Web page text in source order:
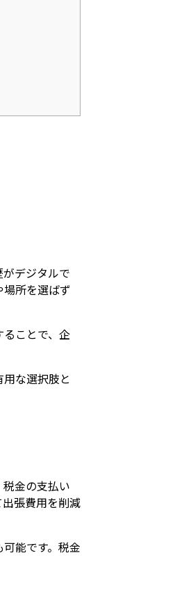
デジタルで
所を選ばず
ことで、企
な選択肢と
金の支払い
張費用を削減
能です。税金